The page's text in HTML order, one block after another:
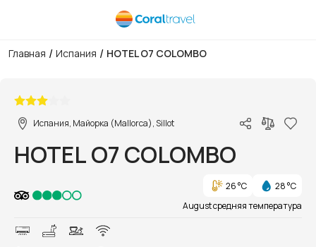
Главная / Испания / HOTEL O7 COLOMBO
Испания, Майорка (Mallorca), Sillot
HOTEL O7 COLOMBO
26 °C
28 °C
August средняя температура